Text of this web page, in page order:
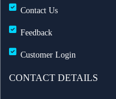
Contact Us
Feedback
Customer Login
CONTACT DETAILS